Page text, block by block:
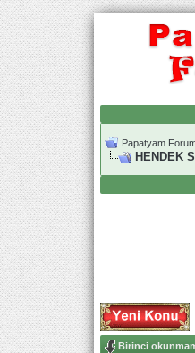
Papatyam
HENDEK
Birinci